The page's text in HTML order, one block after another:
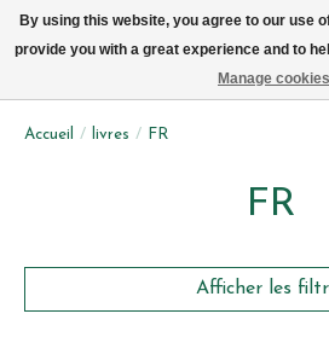
Accueil / livres / FR
FR
Afficher les
By using this website, you agree to our use
provide you with a great experience and to
Manage cookies